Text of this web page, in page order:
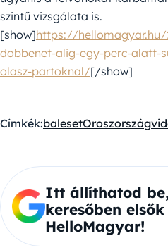
szintű vizsgálata is.
[show]https://
dobbenet-alig-egy-perc-alatt-
olasz-partoknal/[/show]
Címkék:balesetOroszország
Itt állíthatod
keresőben
HelloMagyar!